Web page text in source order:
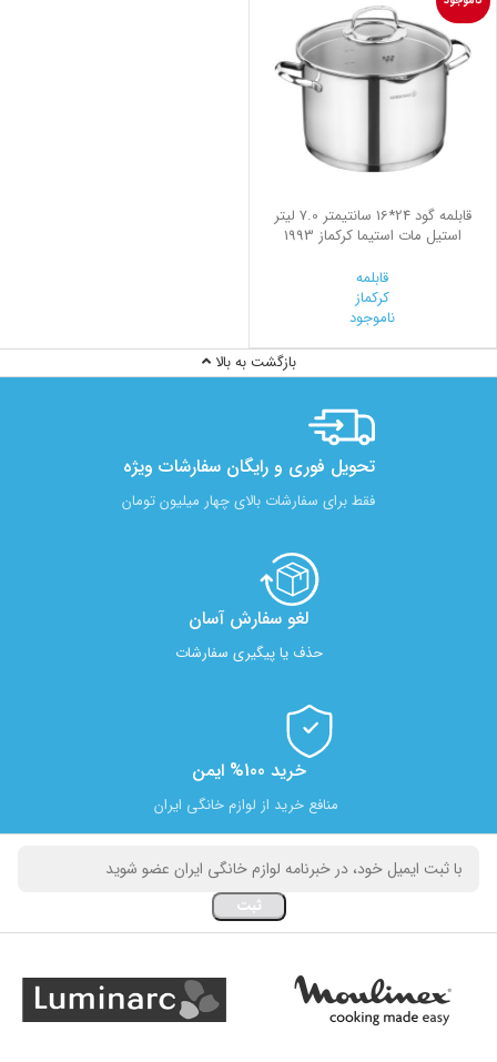
قابلمه گود 24*16 سانتیمتر 7.0 لیتر
استیل مات استیما کرکماز 1993
قابلمه
کرکماز
ناموجود
بازگشت به بالا
تحویل فوری و رایگان سفارشات ویژه
فقط برای سفارشات بالای چهار میلیون تومان
لغو سفارش آسان​
حذف یا پیگیری سفارشات
خرید 100% ایمن
منافع خرید از لوازم خانگی ایران